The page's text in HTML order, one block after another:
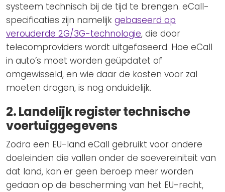
systeem technisch bij de tijd te brengen. eCall-
specificaties zijn namelijk gebaseerd op
verouderde 2G/3G-technologie, die door
telecomproviders wordt uitgefaseerd. Hoe eCall
in auto’s moet worden geüpdatet of
omgewisseld, en wie daar de kosten voor zal
moeten dragen, is nog onduidelijk.
2. Landelijk register technische
voertuiggegevens
Zodra een EU-land eCall gebruikt voor andere
doeleinden die vallen onder de soevereiniteit van
dat land, kan er geen beroep meer worden
gedaan op de bescherming van het EU-recht,